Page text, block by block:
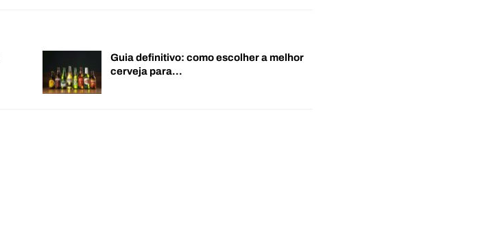
Guia definitivo: como escolher a melhor
cerveja para…